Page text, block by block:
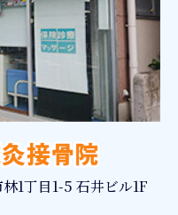
1丁目1-5 石井ビル1F